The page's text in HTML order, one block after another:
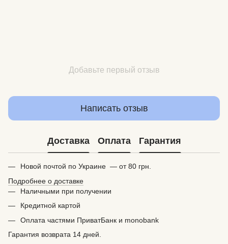
Добавьте первый отзыв
Написать отзыв
Доставка Оплата Гарантия
Новой почтой по Украине — от 80 грн.
Подробнее о доставке
Наличными при получении
Кредитной картой
Оплата частями ПриватБанк и monobank
Гарантия возврата 14 дней.